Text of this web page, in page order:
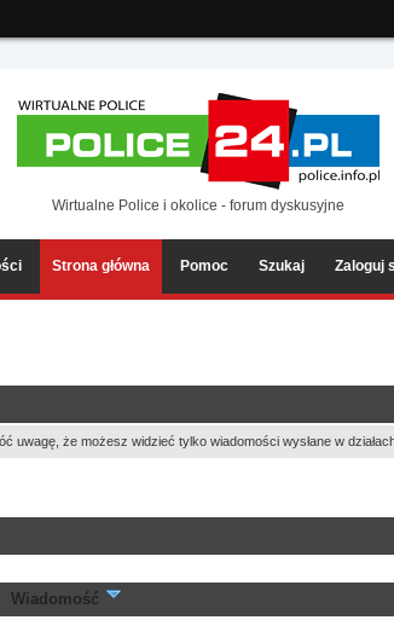
Wirtualne Police i okolice - forum dyskusyjne
Strona główna Pomoc Szukaj Zaloguj
że możesz widzieć tylko wiadomości wysłane w
Wiadomość